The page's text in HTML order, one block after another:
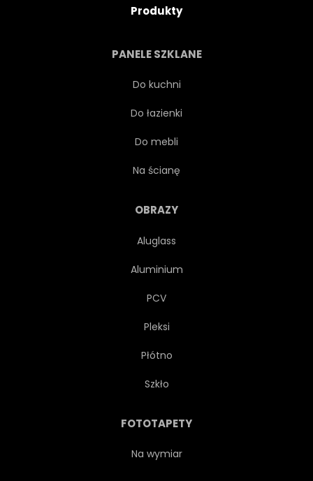
WSZECHŚWIAT
CHMURA
WODA
Produkty
PANELE SZKLANE
Do kuchni
Do łazienki
Do mebli
Na ścianę
OBRAZY
Aluglass
Aluminium
PCV
Pleksi
Płótno
Szkło
FOTOTAPETY
Na wymiar